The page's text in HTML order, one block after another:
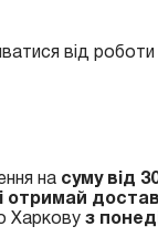
від
на суму від
отримай
Харкову з